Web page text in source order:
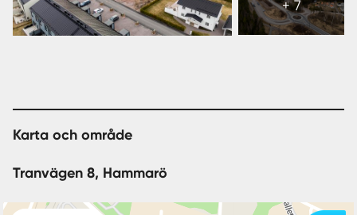
+ 7
13
bilder
Karta och område
Tranvägen 8, Hammarö